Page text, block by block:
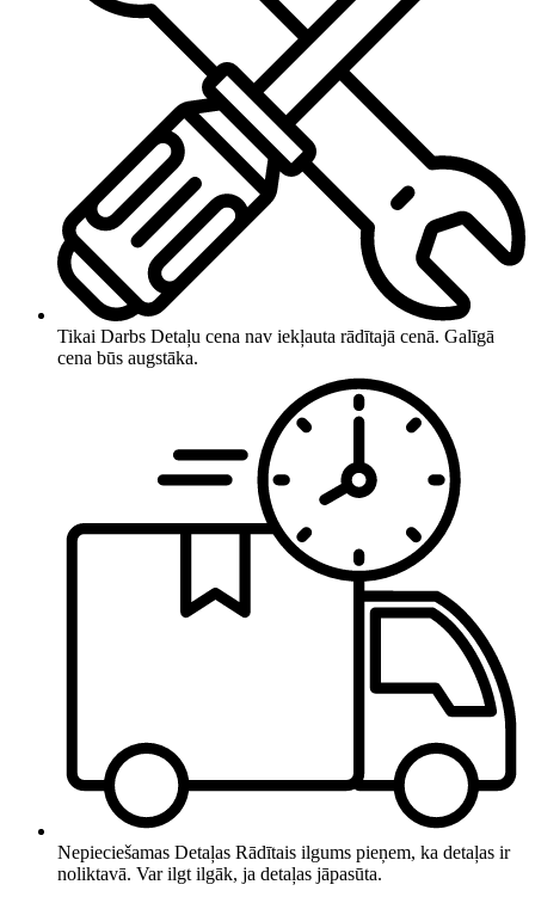
Tikai Darbs Detaļu cena nav iekļauta rādītajā cenā. Galīgā
cena būs augstāka.
Nepieciešamas Detaļas Rādītais ilgums pieņem, ka detaļas ir
noliktavā. Var ilgt ilgāk, ja detaļas jāpasūta.